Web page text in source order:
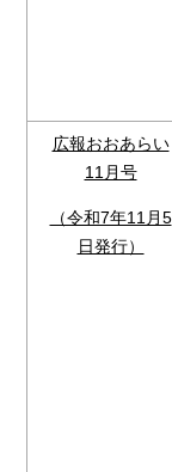
広報おおあらい
11月号
（令和7年11月5
日発行）